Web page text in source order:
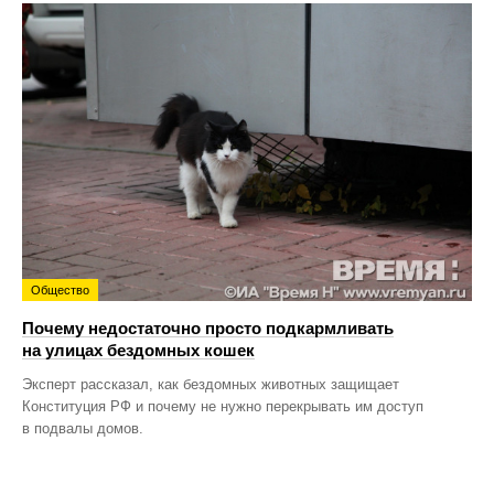
Общество
Почему недостаточно просто подкармливать
на улицах бездомных кошек
Эксперт рассказал, как бездомных животных защищает
Конституция РФ и почему не нужно перекрывать им доступ
в подвалы домов.